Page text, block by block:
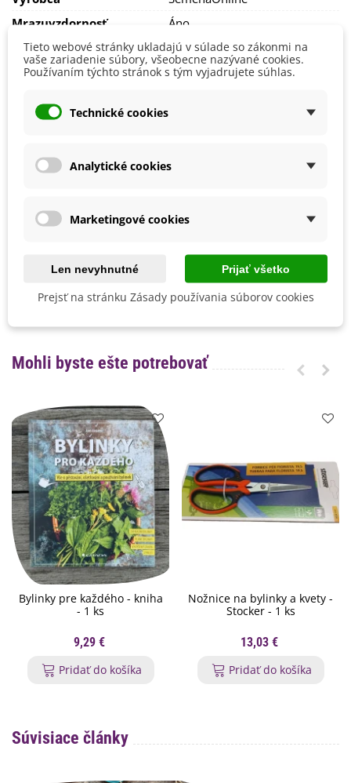
Na jar je potom čas na radikálny rez – mladé
rastlinkyzostrihnite na 5 cm(pozor, aby ste nezasiahli do
rastliny strihajtedo polovice minuloročných prírastkov.
Mrazuvzdornosť
Áno
Vegetačné Obdobie
Trvalky
BIO Kvalita
Nie
Recenzie
Miroslava
som ju kupovala pretože chcem mať
Zdroj recenzií pochádza z nákupného portálu Heureka
Mohli byste ešte potrebovať
Bylinky pre každého - kniha
- 1 ks
9,29 €
Pridať do košíka
Nožnice na bylinky a kvety -
Stocker - 1 ks
13,03 €
Pridať do košíka
Súvisiace články
Tieto webové stránky ukladajú v súlade so zákonmi na
vaše zariadenie súbory, všeobecne nazývané cookies.
Používaním týchto stránok s tým vyjadrujete súhlas.
Technické cookies
Analytické cookies
Marketingové cookies
Len nevyhnutné Prijať všetko
Prejsť na stránku Zásady používania súborov cookies